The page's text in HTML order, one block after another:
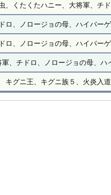
、くたくたハニー、大将軍、チ
ロ、ノロージョの母、ハイパー
ロ、ノロージョの母、ハイパー
、チドロ、ノロージョの母、
キグニ王、キグニ族５、火炎入道